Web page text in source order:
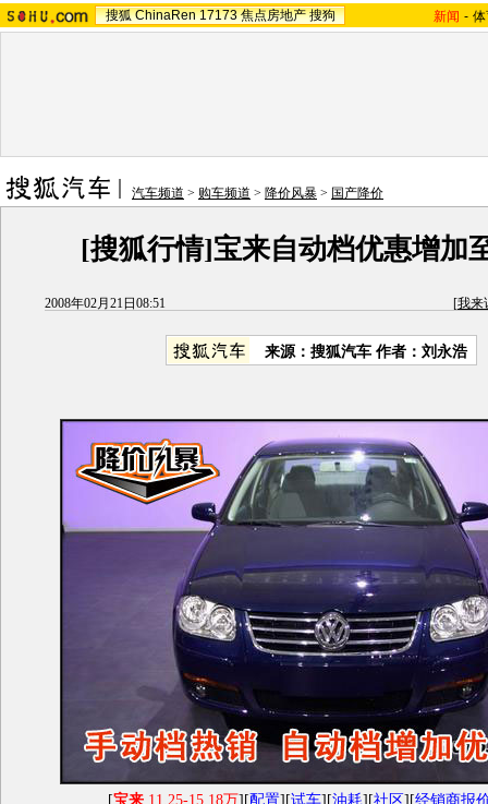
搜狐 ChinaRen 17173 焦点房地产 搜狗 新闻 -
汽车频道 > 购车频道 > 降价风暴 > 国产降价
[搜狐行情]宝来自动档优惠增加
2008年02月21日08:51 [我来
来源：搜狐汽车 作者：刘永浩
[宝来 11.25-15.18万][配置][试车][油耗][社区][经销商报